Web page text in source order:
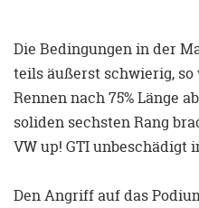
Die Bedingungen in der
teils äußerst schwierig,
Rennen nach 75% Länge
soliden sechsten Rang
VW up! GTI unbeschädigt
Den Angriff auf das